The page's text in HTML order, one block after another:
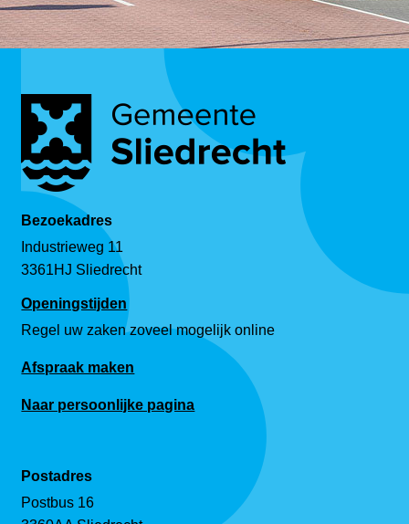
Bezoekadres
Industrieweg 11
3361HJ Sliedrecht
Openingstijden
Regel uw zaken zoveel mogelijk online
Afspraak maken
Naar persoonlijke pagina
Postadres
Postbus 16